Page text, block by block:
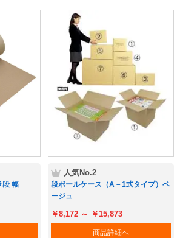
段 幅
人気No.2
段ボールケース（A－1式タイプ）ベ
ージュ
￥8,172 ～ ￥15,873
商品詳細へ